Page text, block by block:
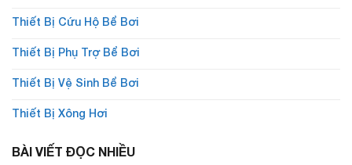
Thiết Bị Cứu Hộ Bể Bơi
Thiết Bị Phụ Trợ Bể Bơi
Thiết Bị Vệ Sinh Bể Bơi
Thiết Bị Xông Hơi
BÀI VIẾT ĐỌC NHIỀU